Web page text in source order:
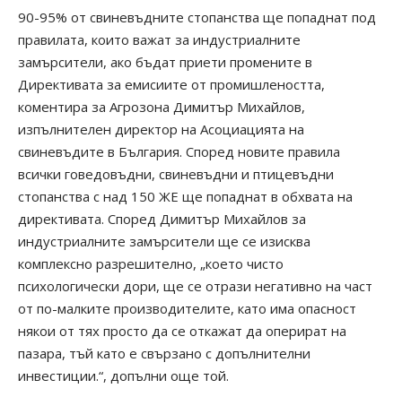
90-95% от свиневъдните стопанства ще попаднат под
правилата, които важат за индустриалните
замърсители, ако бъдат приети промените в
Директивата за емисиите от промишлеността,
коментира за Агрозона Димитър Михайлов,
изпълнителен директор на Асоциацията на
свиневъдите в България. Според новите правила
всички говедовъдни, свиневъдни и птицевъдни
стопанства с над 150 ЖЕ ще попаднат в обхвата на
директивата. Според Димитър Михайлов за
индустриалните замърсители ще се изисква
комплексно разрешително, „което чисто
психологически дори, ще се отрази негативно на част
от по-малките производителите, като има опасност
някои от тях просто да се откажат да оперират на
пазара, тъй като е свързано с допълнителни
инвестиции.“, допълни още той.